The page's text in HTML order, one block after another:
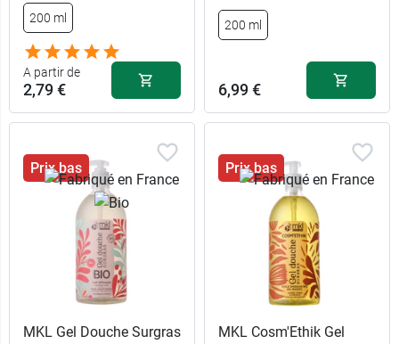
200 ml -
Citron vert
Contenance :
200 ml -
Agrumes
1 L - Sport
200 ml - Sport 2,79 €
200 ml
A partir de
2,79 €
200 ml
6,99 €
Prix bas
MKL Gel Douche Surgras
Prix bas
MKL Cosm'Ethik Gel